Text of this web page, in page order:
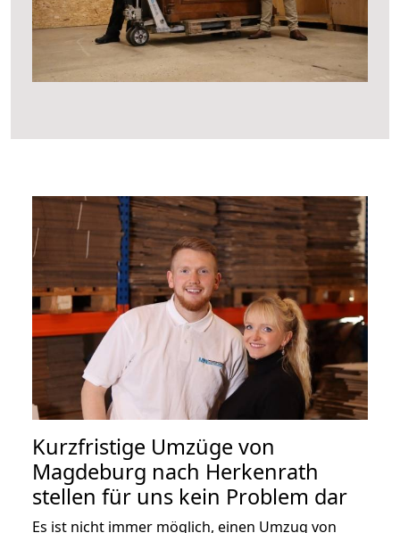
Kurzfristige Umzüge von
Magdeburg nach Herkenrath
stellen für uns kein Problem dar
Es ist nicht immer möglich, einen Umzug von